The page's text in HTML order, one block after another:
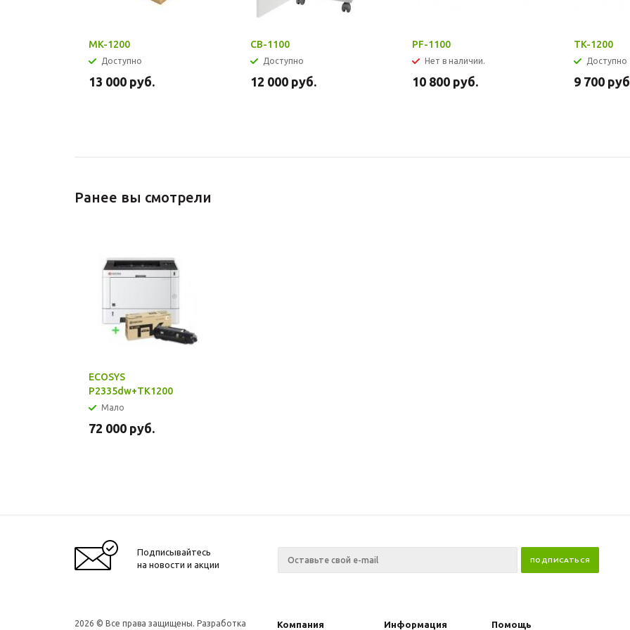
MK-1200
Доступно
13 000 руб.
CB-1100
Доступно
12 000 руб.
PF-1100
Нет в наличии.
10 800 руб.
TK-1200
Доступно
9 700
Ранее вы смотрели
ECOSYS
P2335dw+TK1200
Мало
72 000 руб.
Подписывайтесь
на новости и акции
2026 © Все права защищены. Разработка Компания Информация Помощь